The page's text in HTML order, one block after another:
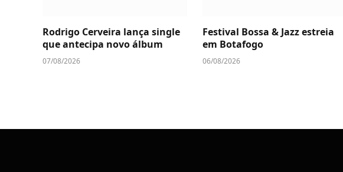
Rodrigo Cerveira lança single
que antecipa novo álbum
07/08/2026
Festival Bossa & Jazz estreia
em Botafogo
06/08/2026